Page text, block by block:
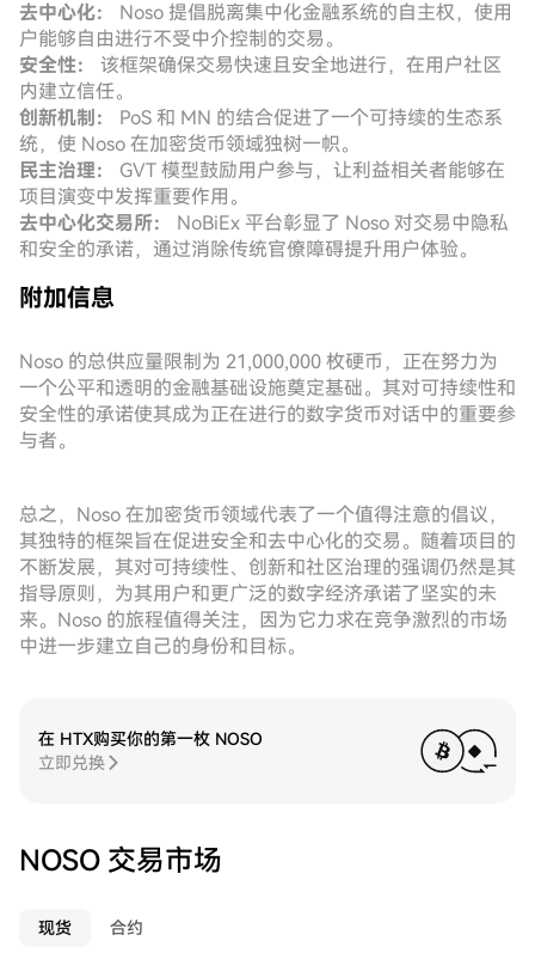
去中心化：
Noso 提倡脱离集中化金融系统的自主权，使用
户能够自由进行不受中介控制的交易。
安全性：
该框架确保交易快速且安全地进行，在用户社区
内建立信任。
创新机制：
PoS 和 MN 的结合促进了一个可持续的生态系
统，使 Noso 在加密货币领域独树一帜。
民主治理：
GVT 模型鼓励用户参与，让利益相关者能够在
项目演变中发挥重要作用。
去中心化交易所：
NoBiEx 平台彰显了 Noso 对交易中隐私
和安全的承诺，通过消除传统官僚障碍提升用户体验。
附加信息
Noso 的总供应量限制为 21,000,000 枚硬币，正在努力为
一个公平和透明的金融基础设施奠定基础。其对可持续性和
安全性的承诺使其成为正在进行的数字货币对话中的重要参
与者。
总之，Noso 在加密货币领域代表了一个值得注意的倡议，
其独特的框架旨在促进安全和去中心化的交易。随着项目的
不断发展，其对可持续性、创新和社区治理的强调仍然是其
指导原则，为其用户和更广泛的数字经济承诺了坚实的未
来。Noso 的旅程值得关注，因为它力求在竞争激烈的市场
中进一步建立自己的身份和目标。
在 HTX购买你的第一枚 NOSO
立即兑换
NOSO 交易市场
现货 合约